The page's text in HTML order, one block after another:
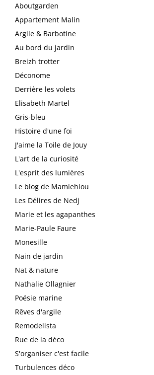
Aboutgarden
Appartement Malin
Argile & Barbotine
Au bord du jardin
Breizh trotter
Déconome
Derrière les volets
Elisabeth Martel
Gris-bleu
Histoire d'une foi
J'aime la Toile de Jouy
L'art de la curiosité
L'esprit des lumières
Le blog de Mamiehiou
Les Délires de Nedj
Marie et les agapanthes
Marie-Paule Faure
Monesille
Nain de jardin
Nat & nature
Nathalie Ollagnier
Poésie marine
Rêves d'argile
Remodelista
Rue de la déco
S'organiser c'est facile
Turbulences déco